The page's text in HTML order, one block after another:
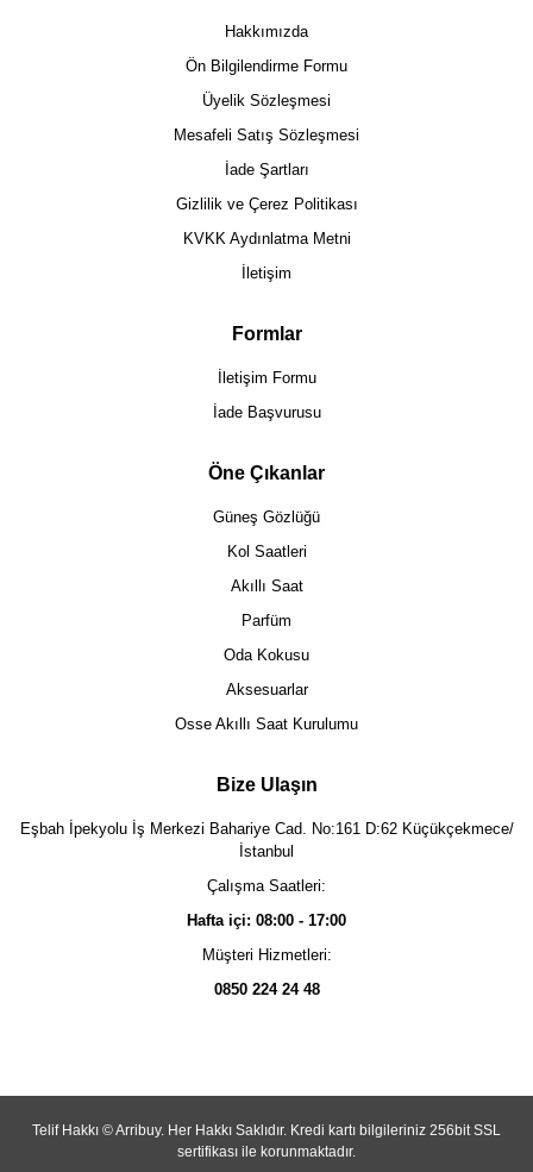
Hakkımızda
Ön Bilgilendirme Formu
Üyelik Sözleşmesi
Mesafeli Satış Sözleşmesi
İade Şartları
Gizlilik ve Çerez Politikası
KVKK Aydınlatma Metni
İletişim
Formlar
İletişim Formu
İade Başvurusu
Öne Çıkanlar
Güneş Gözlüğü
Kol Saatleri
Akıllı Saat
Parfüm
Oda Kokusu
Aksesuarlar
Osse Akıllı Saat Kurulumu
Bize Ulaşın
Eşbah İpekyolu İş Merkezi Bahariye Cad. No:161 D:62 Küçükçekmece/
İstanbul
Çalışma Saatleri:
Hafta içi: 08:00 - 17:00
Müşteri Hizmetleri:
0850 224 24 48
Telif Hakkı © Arribuy. Her Hakkı Saklıdır. Kredi kartı bilgileriniz 256bit SSL
sertifikası ile korunmaktadır.